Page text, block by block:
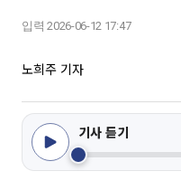
입력 2026-06-12 17:47
노희주 기자
기사 듣기